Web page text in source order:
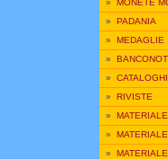
» MONETE
» PADANIA
» MEDAGLIE
»
» CATALOGHI
» RIVISTE
»
»
»